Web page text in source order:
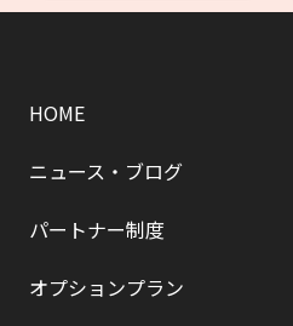
HOME
ニュース・ブログ
パートナー制度
オプションプラン